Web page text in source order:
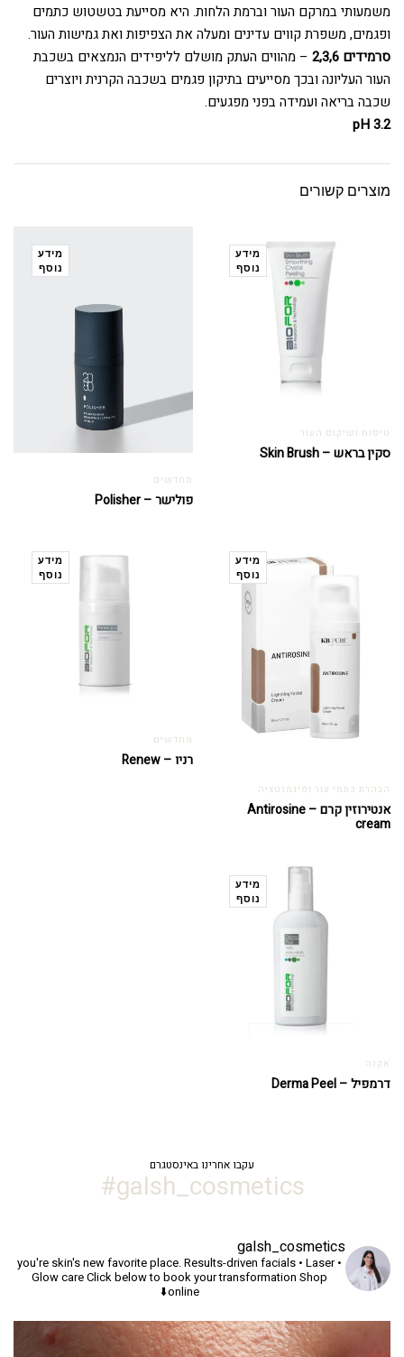
משמעותי במרקם העור וברמת הלחות. היא מסייעת בטשטוש כתמים
ופגמים, משפרת קווים עדינים ומעלה את הצפיפות ואת גמישות העור.
סרמידים 2,3,6
– מהווים העתק מושלם לליפידים הנמצאים בשכבת
העור העליונה ובכך מסייעים בתיקון פגמים בשכבה הקרנית ויוצרים
שכבה בריאה ועמידה בפני מפגעים.
pH 3.2
מוצרים קשורים
מידע
נוסף
טיפוח ושיקום העור
סקין בראש – Skin Brush
מידע
נוסף
מחדשים
פולישר – Polisher
מידע
נוסף
הבהרת כתמי עור ופיגמנטציה
אנטירוזין קרם – Antirosine
cream
מידע
נוסף
מחדשים
רניו – Renew
מידע
נוסף
אקנה
דרמפיל – Derma Peel
עקבו אחרינו באינסטגרם
galsh_cosmetics#
galsh_cosmetics
you're skin's new favorite place.Results-driven facials • Laser •
Glow careClick below to book your transformation Shop
online⬇️